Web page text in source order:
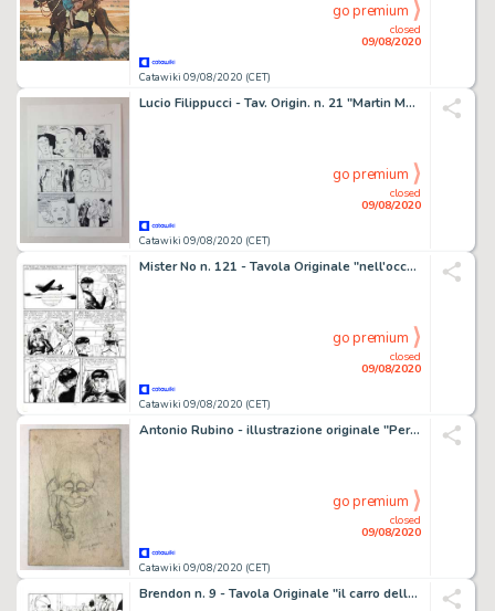
Catawiki 09/08/2020 (CET)
closed
09/08/2020
go premium
Lucio Filippucci - Tav. Origin. n. 21 "Martin Mystère: Mysteri a Milano" - Loose page - First edition - (1993)
Catawiki 09/08/2020 (CET)
closed
09/08/2020
go premium
Mister No n. 121 - Tavola Originale "nell'occhio del ciclone" - Loose page - First edition - (1985)
Catawiki 09/08/2020 (CET)
closed
09/08/2020
go premium
Antonio Rubino - illustrazione originale "Personaggio Grottesco" - Loose page
Catawiki 09/08/2020 (CET)
closed
09/08/2020
go premium
Brendon n. 9 - Tavola Originale "il carro della paura" ROI - Loose page - First edition - (1999)